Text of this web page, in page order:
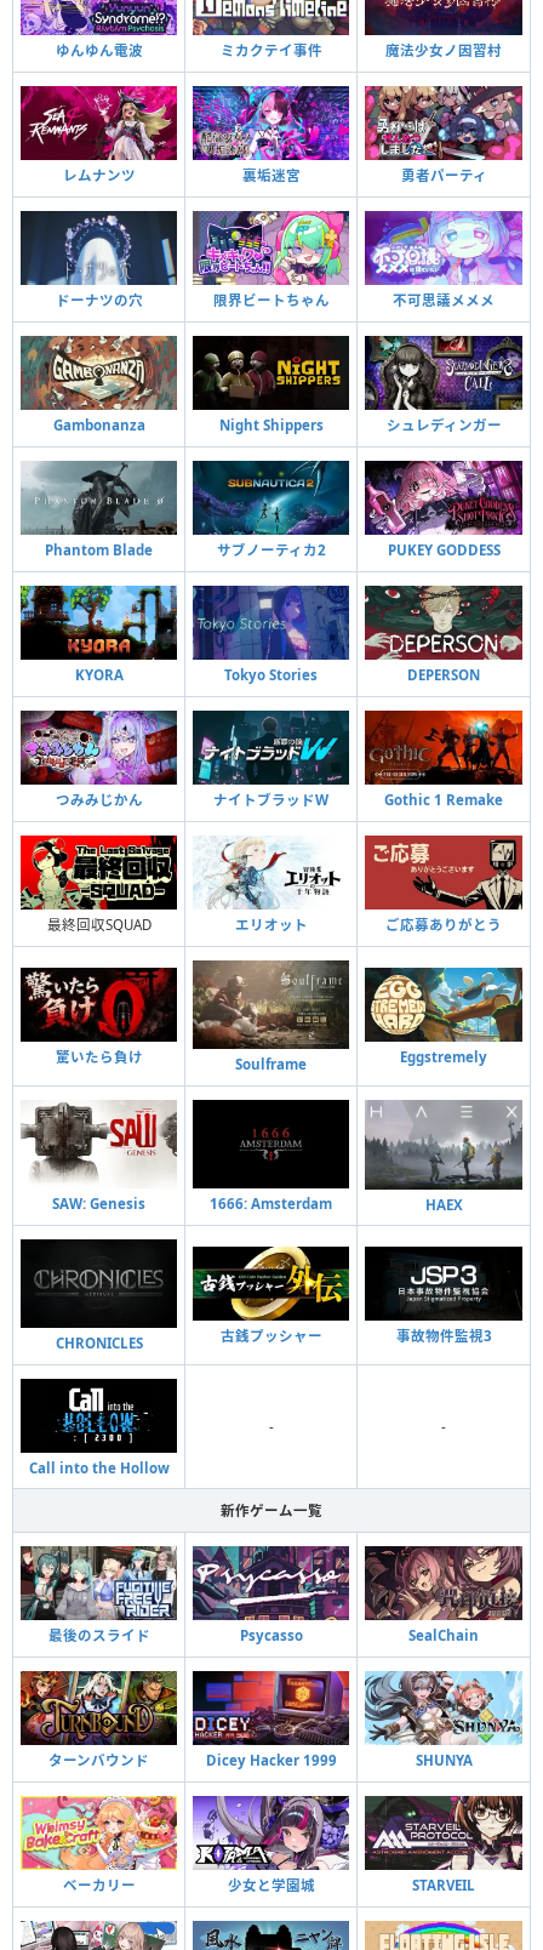
ゆんゆん電波 ミカクテイ事件 魔法少女ノ因習村
レムナンツ 裏垢迷宮 勇者パーティ
ドーナツの穴 限界ビートちゃん 不可思議メメメ
Gambonanza Night Shippers シュレディンガー
Phantom Blade サブノーティカ2 PUKEY GODDESS
KYORA Tokyo Stories DEPERSON
つみみじかん ナイトブラッドW Gothic 1 Remake
最終回収SQUAD エリオット ご応募ありがとう
驚いたら負け Soulframe Eggstremely
SAW: Genesis 1666: Amsterdam HAEX
CHRONICLES 古銭プッシャー 事故物件監視3
Call into the Hollow
- -
新作ゲーム一覧
最後のスライド Psycasso SealChain
ターンバウンド Dicey Hacker 1999 SHUNYA
ベーカリー 少女と学園城 STARVEIL